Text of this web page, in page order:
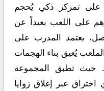
على تمركز ذكي يُحجم
على اللعب بعيداً عن
يعتمد المدرب على
يُعيق بناء الهجمات
حيث تطبق المجموعة
عبر إغلاق زوايا